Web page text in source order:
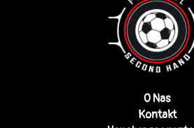
O Nas
Kontakt